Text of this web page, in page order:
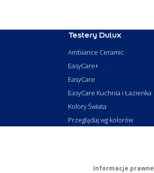
Testery Dulux
Ambiance Ceramic
EasyCare+
EasyCare
EasyCare Kuchnia i Łazienka
Kolory Świata
Przeglądaj wg kolorów
Informacje prawne